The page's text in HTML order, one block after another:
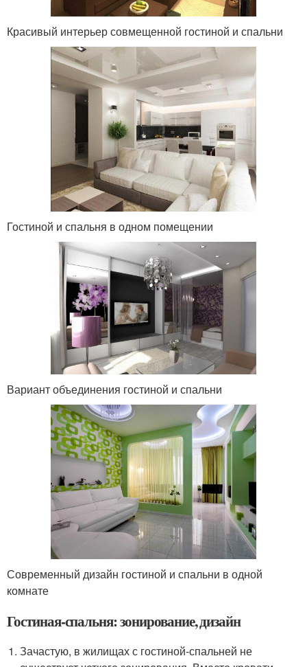
Красивый интерьер совмещенной гостиной и спальни
Гостиной и спальня в одном помещении
Вариант объединения гостиной и спальни
Современный дизайн гостиной и спальни в одной
комнате
Гостиная-спальня: зонирование, дизайн
Зачастую, в жилищах с гостиной-спальней не